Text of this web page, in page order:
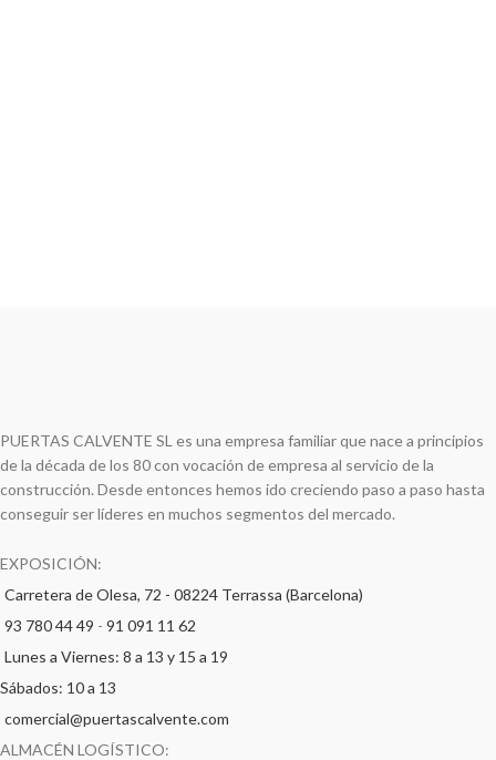
PUERTAS CALVENTE SL es una empresa familiar que nace a principios
de la década de los 80 con vocación de empresa al servicio de la
construcción. Desde entonces hemos ido creciendo paso a paso hasta
conseguir ser líderes en muchos segmentos del mercado.
EXPOSICIÓN:
Carretera de Olesa, 72 - 08224 Terrassa (Barcelona)
93 780 44 49 - 91 091 11 62
Lunes a Viernes: 8 a 13 y 15 a 19
Sábados: 10 a 13
comercial@puertascalvente.com
ALMACÉN LOGÍSTICO: